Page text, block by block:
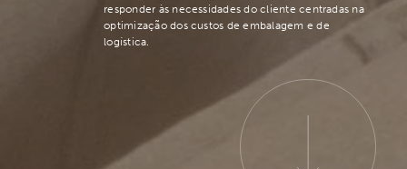
responder às necessidades do cliente centradas na
optimização dos custos de embalagem e de
logística.